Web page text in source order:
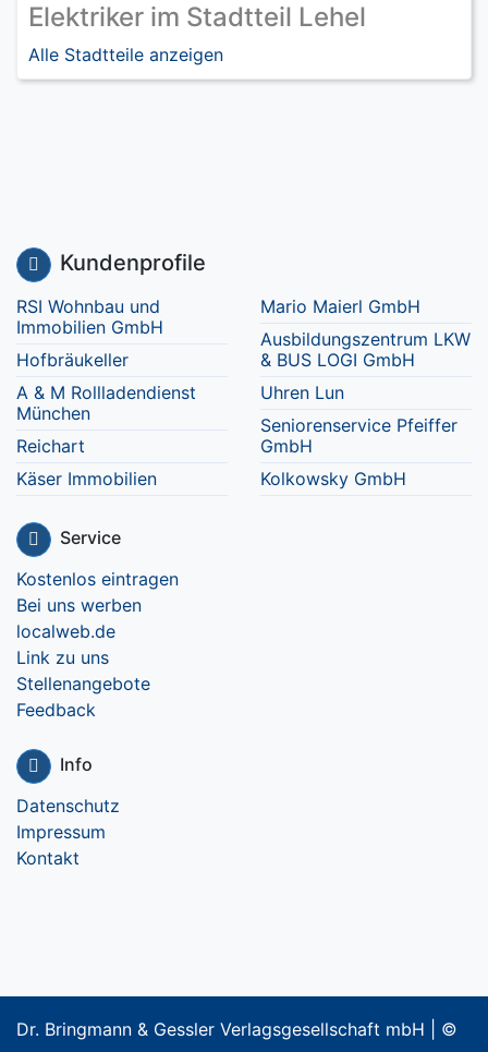
Elektriker im Stadtteil Lehel
Alle Stadtteile anzeigen
Kundenprofile
RSI Wohnbau und
Immobilien GmbH
Hofbräukeller
A & M Rollladendienst
München
Reichart
Käser Immobilien
Mario Maierl GmbH
Ausbildungszentrum LKW
& BUS LOGI GmbH
Uhren Lun
Seniorenservice Pfeiffer
GmbH
Kolkowsky GmbH
Service
Kostenlos eintragen
Bei uns werben
localweb.de
Link zu uns
Stellenangebote
Feedback
Info
Datenschutz
Impressum
Kontakt
Dr. Bringmann & Gessler Verlagsgesellschaft mbH | ©